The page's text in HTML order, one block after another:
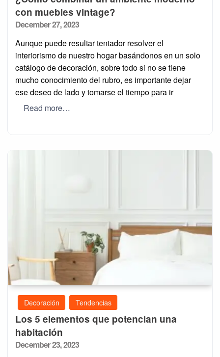
con muebles vintage?
Posted
December 27, 2023
Aunque puede resultar tentador resolver el
interiorismo de nuestro hogar basándonos en un solo
catálogo de decoración, sobre todo si no se tiene
mucho conocimiento del rubro, es importante dejar
ese deseo de lado y tomarse el tiempo para ir
Read more…
Decoración Tendencias
Los 5 elementos que potencian una
habitación
Posted
December 23, 2023